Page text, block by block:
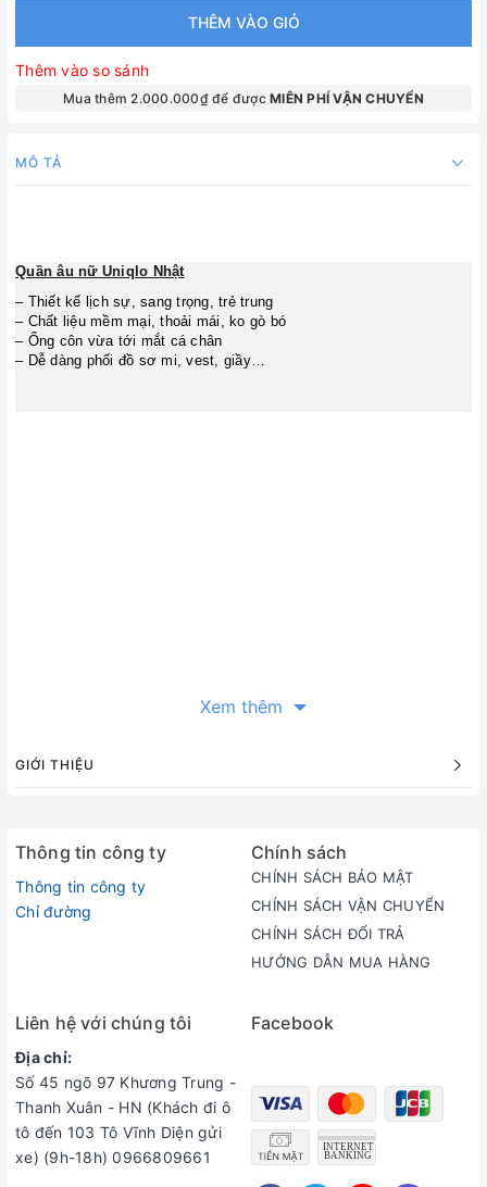
THÊM VÀO GIỎ
Thêm vào so sánh
Mua thêm 2.000.000₫ để đượcMIÊN PHÍ VẬN CHUYỂN
MÔ TẢ
Quần âu nữ Uniqlo Nhật
– Thiết kế lịch sự, sang trọng, trẻ trung
– Chất liệu mềm mại, thoải mái, ko gò bó
– Ống côn vừa tới mắt cá chân
– Dễ dàng phối đồ sơ mi, vest, giầy…
Xem thêm
GIỚI THIỆU
Thông tin công ty
Thông tin công ty
Chỉ đường
Chính sách
CHÍNH SÁCH BẢO MẬT
CHÍNH SÁCH VẬN CHUYỂN
CHÍNH SÁCH ĐỔI TRẢ
HƯỚNG DẪN MUA HÀNG
Liên hệ với chúng tôi
Địa chỉ:
Số 45 ngõ 97 Khương Trung -
Thanh Xuân - HN (Khách đi ô
tô đến 103 Tô Vĩnh Diện gửi
xe) (9h-18h) 0966809661
Facebook